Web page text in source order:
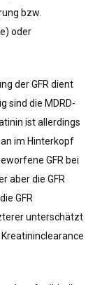
bzw.
oder
der GFR dient
sind die MDRD-
ist allerdings
im Hinterkopf
GFR bei
aber die GFR
GFR
unterschätzt